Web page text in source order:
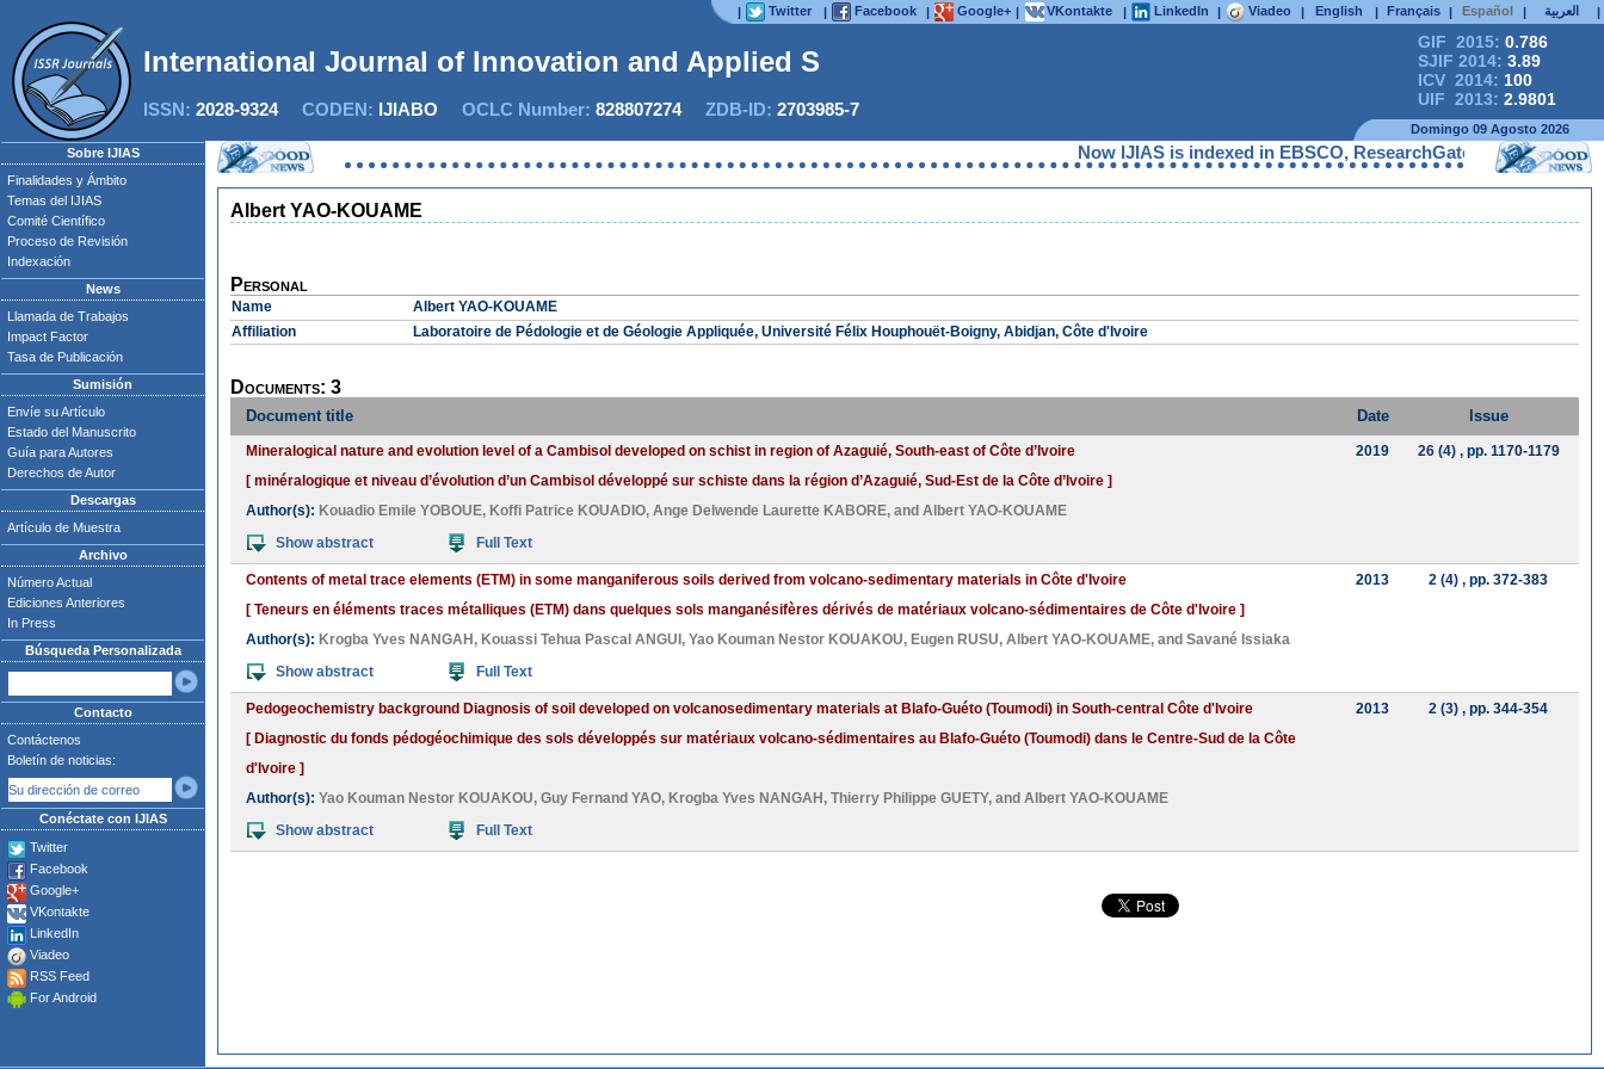
| Twitter | Facebook | Google+ | VKontakte | LinkedIn | Viadeo | English | Français | Español | العربية |
GIF 2015: 0.786
SJIF 2014: 3.89
ICV 2014: 100
UIF 2013: 2.9801
International Journal of Innovation and Applied Stu
ISSN: 2028-9324CODEN: IJIABO OCLC Number: 828807274ZDB-ID: 2703985-7
Domingo 09 Agosto 2026
Sobre IJIAS
Finalidades y Ámbito
Temas del IJIAS
Comité Científico
Proceso de Revisión
Indexación
News
Llamada de Trabajos
Impact Factor
Tasa de Publicación
Sumisión
Envíe su Artículo
Estado del Manuscrito
Guía para Autores
Derechos de Autor
Descargas
Artículo de Muestra
Archivo
Número Actual
Ediciones Anteriores
In Press
Búsqueda Personalizada
Contacto
Contáctenos
Boletín de noticias:
Conéctate con IJIAS
Twitter
Facebook
Google+
VKontakte
LinkedIn
Viadeo
RSS Feed
For Android
Now IJIAS is indexed in EBSCO, ResearchGate, ProQuest,
Albert YAO-KOUAME
Personal
Name
Albert YAO-KOUAME
Affiliation
Laboratoire de Pédologie et de Géologie Appliquée, Université Félix Houphouët-Boigny, Abidjan, Côte d'Ivoire
Documents: 3
Document title Date Issue
Mineralogical nature and evolution level of a Cambisol developed on schist in region of Azaguié, South-east of Côte d’Ivoire
[ minéralogique et niveau d’évolution d’un Cambisol développé sur schiste dans la région d’Azaguié, Sud-Est de la Côte d’Ivoire ]
Author(s): Kouadio Emile YOBOUE, Koffi Patrice KOUADIO, Ange Delwende Laurette KABORE, and Albert YAO-KOUAME
Show abstract
Full Text
2019 26 (4), pp. 1170-1179
Contents of metal trace elements (ETM) in some manganiferous soils derived from volcano-sedimentary materials in Côte d'Ivoire
[ Teneurs en éléments traces métalliques (ETM) dans quelques sols manganésifères dérivés de matériaux volcano-sédimentaires de Côte d'Ivoire ]
Author(s): Krogba Yves NANGAH , Kouassi Tehua Pascal ANGUI , Yao Kouman Nestor KOUAKOU, Eugen RUSU, Albert YAO-KOUAME, and Savané Issiaka
Show abstract
Full Text
2013 2 (4) , pp. 372-383
Pedogeochemistry background Diagnosis of soil developed on volcanosedimentary materials at Blafo-Guéto (Toumodi) in South-central Côte d'Ivoire
[ Diagnostic du fonds pédogéochimique des sols développés sur matériaux volcano-sédimentaires au Blafo-Guéto (Toumodi) dans le Centre-Sud de la Côte
d'Ivoire ]
Author(s): Yao Kouman Nestor KOUAKOU, Guy Fernand YAO, Krogba Yves NANGAH , Thierry Philippe GUETY, and Albert YAO-KOUAME
Show abstract
Full Text
2013 2 (3) , pp. 344-354